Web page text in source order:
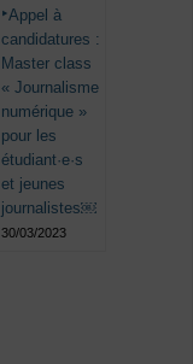
Appel à
candidatures :
Master class
« Journalisme
numérique »
pour les
étudiant·e·s
et jeunes
journalistes￼
30/03/2023